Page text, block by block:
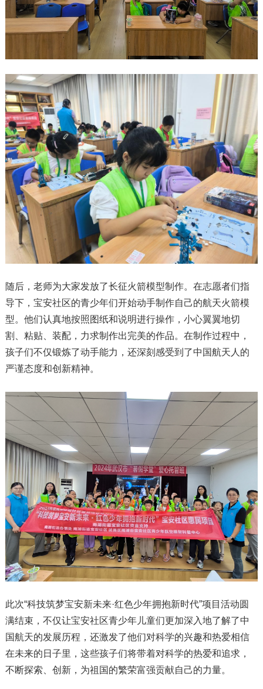
随后，老师为大家发放了长征火箭模型制作。在志愿者们指
导下，宝安社区的青少年们开始动手制作自己的航天火箭模
型。他们认真地按照图纸和说明进行操作，小心翼翼地切
割、粘贴、装配，力求制作出完美的作品。在制作过程中，
孩子们不仅锻炼了动手能力，还深刻感受到了中国航天人的
严谨态度和创新精神。
此次“科技筑梦宝安新未来·红色少年拥抱新时代”项目活动圆
满结束，不仅让宝安社区青少年儿童们更加深入地了解了中
国航天的发展历程，还激发了他们对科学的兴趣和热爱相信
在未来的日子里，这些孩子们将带着对科学的热爱和追求，
不断探索、创新，为祖国的繁荣富强贡献自己的力量。